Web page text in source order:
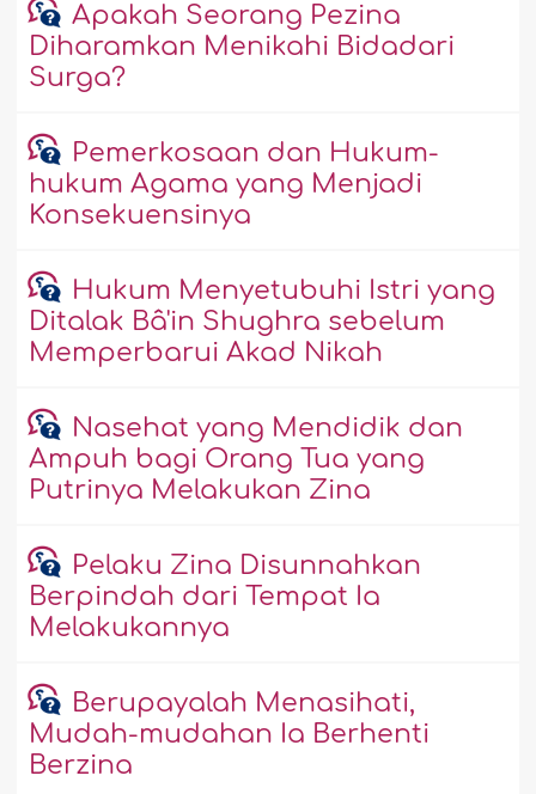
Apakah Seorang Pezina
Diharamkan Menikahi Bidadari
Surga?
Pemerkosaan dan Hukum-
hukum Agama yang Menjadi
Konsekuensinya
Hukum Menyetubuhi Istri yang
Ditalak Bâ'in Shughra sebelum
Memperbarui Akad Nikah
Nasehat yang Mendidik dan
Ampuh bagi Orang Tua yang
Putrinya Melakukan Zina
Pelaku Zina Disunnahkan
Berpindah dari Tempat Ia
Melakukannya
Berupayalah Menasihati,
Mudah-mudahan Ia Berhenti
Berzina